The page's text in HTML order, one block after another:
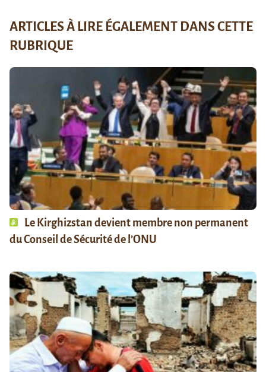
ARTICLES À LIRE ÉGALEMENT DANS CETTE
RUBRIQUE
Le Kirghizstan devient membre non permanent
du Conseil de Sécurité de l’ONU